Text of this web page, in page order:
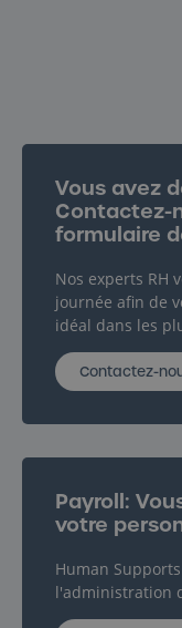
Contactez-nous
Vous avez
Contactez-
formulaire
Nos experts RH
journée afin de
idéal dans les
Contactez-
Inscrivez votre
Payroll:
votre
Human
l'administration